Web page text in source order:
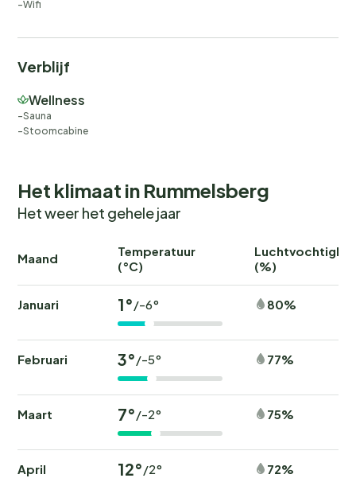
Wifi
Verblijf
Wellness
Sauna
Stoomcabine
Het klimaat in Rummelsberg
Het weer het gehele jaar
Maand
Temperatuur
(°C)
(%)
Januari 1°/-6° 80%
Februari 3°/-5° 77%
Maart 7°/-2° 75%
April 12°/2° 72%